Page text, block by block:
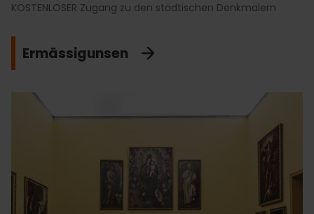
KOSTENLOSER Zugang zu den städtischen Denkmälern
Ermässigunsen